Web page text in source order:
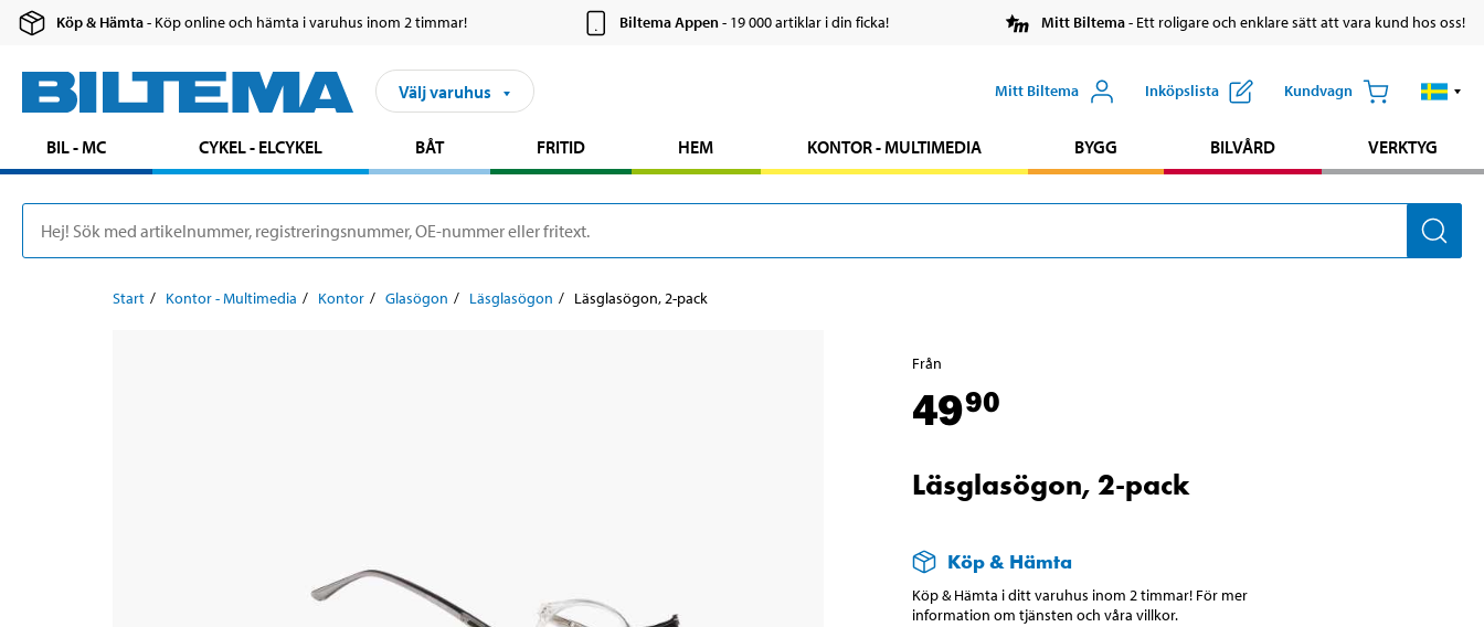
Köp & Hämta- Köp online och hämta i varuhus inom 2 timmar! Biltema Appen- 19 000 artiklar i din ficka! Mitt Biltema- Ett roligare och enklare sätt att vara kund hos oss!
Välj varuhus Mitt Biltema Inköpslista Kundvagn
BIL - MC CYKEL - ELCYKEL BÅT FRITID HEM KONTOR - MULTIMEDIA BYGG BILVÅRD VERKTYG
Start Kontor - Multimedia Kontor Glasögon Läsglasögon Läsglasögon, 2-pack
Från
4990
Läsglasögon, 2-pack
Köp & Hämta
Köp & Hämta i ditt varuhus inom 2 timmar! För mer
information om tjänsten och våra villkor.